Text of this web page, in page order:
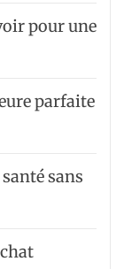
pour une
parfaite
sans